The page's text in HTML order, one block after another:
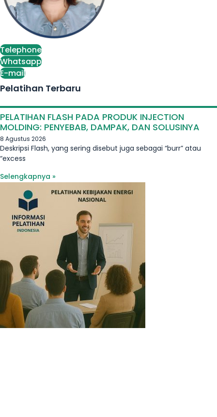
Telephone
Whatsapp
E-mail
Pelatihan Terbaru
PELATIHAN FLASH PADA PRODUK INJECTION
MOLDING: PENYEBAB, DAMPAK, DAN SOLUSINYA
8 Agustus 2026
Deskripsi Flash, yang sering disebut juga sebagai “burr” atau
“excess
Selengkapnya »